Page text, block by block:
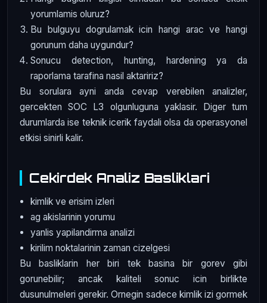
yorumlamis oluruz?
Bu bulguyu dogrulamak icin hangi arac ve hangi
gorunum daha uygundur?
Sonucu detection, hunting, hardening ya da
raporlama tarafina nasil aktaririz?
Bu sorulara ayni anda cevap verebilen analizler,
gercekten SOC L3 olgunluguna yaklasir. Diger tum
durumlarda ise teknik icerik faydali olsa da operasyonel
etkisi sinirli kalir.
Cekirdek Analiz Basliklari
kimlik ve erisim izleri
ag akislarinin yorumu
yanlis yapilandirma analizi
kirilim noktalarinin zaman cizelgesi
Bu basliklarin her biri tek basina bir gorev gibi
gorunebilir; ancak kaliteli sonuc icin birlikte
dusunulmeleri gerekir. Ornegin sadece kimlik izi gormek